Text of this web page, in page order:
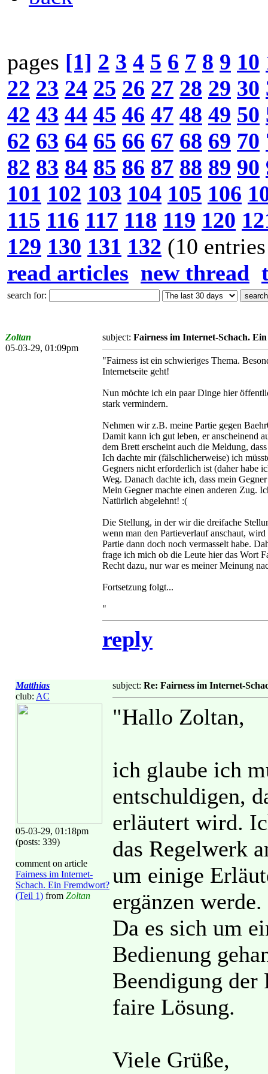
pages [1] 2 3 4 5 6 7 8 9 10
22 23 24 25 26 27 28 29 30
42 43 44 45 46 47 48 49 50
62 63 64 65 66 67 68 69 70
82 83 84 85 86 87 88 89 90
101 102 103 104 105 106
115 116 117 118 119 120
129 130 131 132 (10
read articles new thread
search for:
Zoltan
05-03-29, 01:09pm
subject: Fairness im Internet-Schach.
"Fairness ist ein schwieriges Thema.
Internetseite geht!
Nun möchte ich ein paar Dinge hier
stark vermindern.
Nehmen wir z.B. meine Partie gegen
Damit kann ich gut leben, er anscheinend
dem Brett erscheint auch die Meldung,
Ich dachte mir (fälschlicherweise) ich
Gegners nicht erforderlich ist (daher habe
Weg. Danach dachte ich, dass mein
Mein Gegner machte einen anderen Zug.
Natürlich abgelehnt! :(
Die Stellung, in der wir die dreifache
wenn man den Partieverlauf anschaut,
Partie dann doch noch vermasselt habe.
frage ich mich ob die Leute hier das Wort
Recht dazu, nur war es meiner Meinung
Fortsetzung folgt...
"
reply
Matthias
club: AC
05-03-29, 01:18pm
(posts: 339)
comment on article
Fairness im Internet-
Schach. Ein Fremdwort?
(Teil 1) from Zoltan
subject: Re: Fairness im Internet-
"Hallo Zoltan,
ich glaube ich
entschuldigen,
erläutert wird.
das Regelwerk
um einige
ergänzen werde.
Da es sich um
Bedienung
Beendigung der
faire Lösung.
Viele Grüße,